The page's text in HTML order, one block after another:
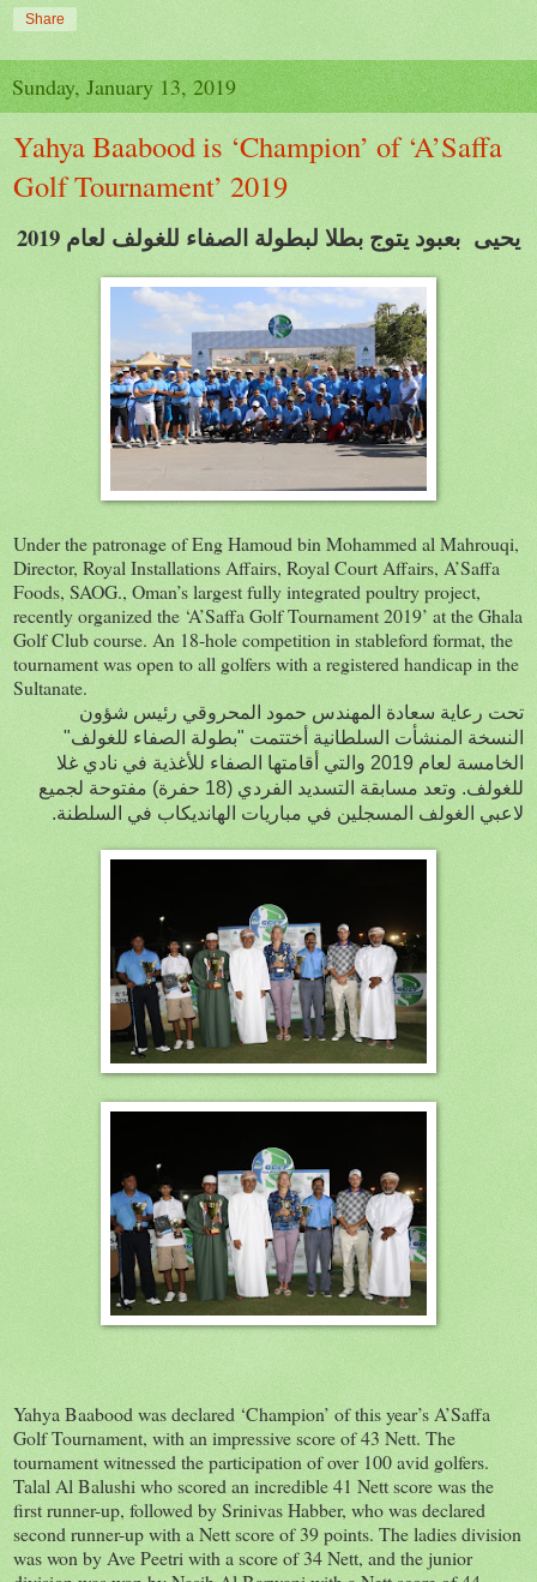
Share
Sunday, January 13, 2019
Yahya Baabood is ‘Champion’ of ‘A’Saffa
Golf Tournament’ 2019
يحيى بعبود يتوج بطلا لبطولة الصفاء للغولف لعام 2019
Under the patronage of Eng Hamoud bin Mohammed al Mahrouqi,
Director, Royal Installations Affairs, Royal Court Affairs, A’Saffa
Foods, SAOG., Oman’s largest fully integrated poultry project,
recently organized the ‘A’Saffa Golf Tournament 2019’ at the Ghala
Golf Club course. An 18-hole competition in stableford format, the
tournament was open to all golfers with a registered handicap in the
Sultanate.
تحت رعاية سعادة المهندس حمود المحروقي رئيس شؤون
المنشأت السلطانية أختتمت "بطولة الصفاء للغولف" النسخة
الخامسة لعام 2019 والتي أقامتها الصفاء للأغذية في نادي غلا
للغولف. وتعد مسابقة التسديد الفردي (18 حفرة) مفتوحة لجميع
لاعبي الغولف المسجلين في مباريات الهانديكاب في السلطنة.
Yahya Baabood was declared ‘Champion’ of this year’s A’Saffa
Golf Tournament, with an impressive score of 43 Nett. The
tournament witnessed the participation of over 100 avid golfers.
Talal Al Balushi who scored an incredible 41 Nett score was the
first runner-up, followed by Srinivas Habber, who was declared
second runner-up with a Nett score of 39 points. The ladies division
was won by Ave Peetri with a score of 34 Nett, and the junior